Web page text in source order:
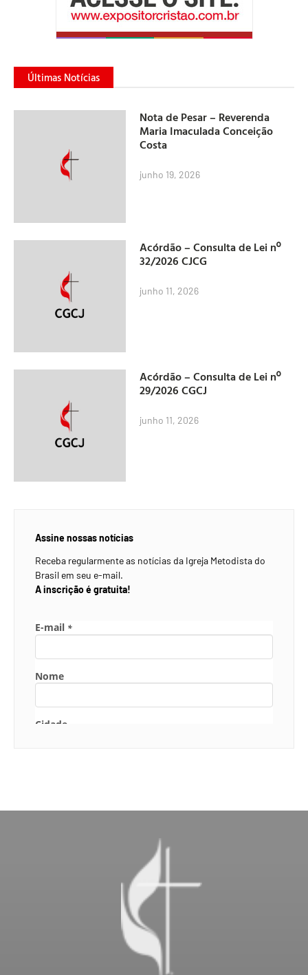
Últimas Notícias
Nota de Pesar – Reverenda
Maria Imaculada Conceição
Costa
junho 19, 2026
Acórdão – Consulta de Lei nº
32/2026 CJCG
junho 11, 2026
Acórdão – Consulta de Lei nº
29/2026 CGCJ
junho 11, 2026
Assine nossas notícias
Receba regularmente as notícias da Igreja Metodista do
Brasil em seu e-mail.
A inscrição é gratuita!